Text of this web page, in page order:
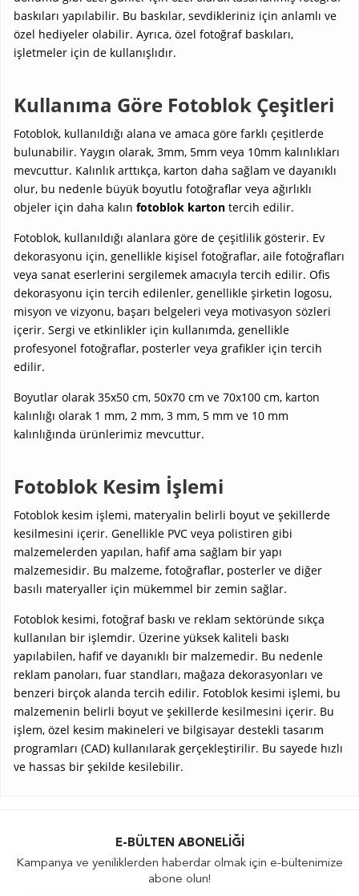
baskıları yapılabilir. Bu baskılar, sevdikleriniz için anlamlı ve
özel hediyeler olabilir. Ayrıca, özel fotoğraf baskıları,
işletmeler için de kullanışlıdır.
Kullanıma Göre Fotoblok Çeşitleri
Fotoblok, kullanıldığı alana ve amaca göre farklı çeşitlerde
bulunabilir. Yaygın olarak, 3mm, 5mm veya 10mm kalınlıkları
mevcuttur. Kalınlık arttıkça, karton daha sağlam ve dayanıklı
olur, bu nedenle büyük boyutlu fotoğraflar veya ağırlıklı
objeler için daha kalın fotoblok karton tercih edilir.
Fotoblok, kullanıldığı alanlara göre de çeşitlilik gösterir. Ev
dekorasyonu için, genellikle kişisel fotoğraflar, aile fotoğrafları
veya sanat eserlerini sergilemek amacıyla tercih edilir. Ofis
dekorasyonu için tercih edilenler, genellikle şirketin logosu,
misyon ve vizyonu, başarı belgeleri veya motivasyon sözleri
içerir. Sergi ve etkinlikler için kullanımda, genellikle
profesyonel fotoğraflar, posterler veya grafikler için tercih
edilir.
Boyutlar olarak 35x50 cm, 50x70 cm ve 70x100 cm, karton
kalınlığı olarak 1 mm, 2 mm, 3 mm, 5 mm ve 10 mm
kalınlığında ürünlerimiz mevcuttur.
Fotoblok Kesim İşlemi
Fotoblok kesim işlemi, materyalin belirli boyut ve şekillerde
kesilmesini içerir. Genellikle PVC veya polistiren gibi
malzemelerden yapılan, hafif ama sağlam bir yapı
malzemesidir. Bu malzeme, fotoğraflar, posterler ve diğer
basılı materyaller için mükemmel bir zemin sağlar.
Fotoblok kesimi, fotoğraf baskı ve reklam sektöründe sıkça
kullanılan bir işlemdir. Üzerine yüksek kaliteli baskı
yapılabilen, hafif ve dayanıklı bir malzemedir. Bu nedenle
reklam panoları, fuar standları, mağaza dekorasyonları ve
benzeri birçok alanda tercih edilir. Fotoblok kesimi işlemi, bu
malzemenin belirli boyut ve şekillerde kesilmesini içerir. Bu
işlem, özel kesim makineleri ve bilgisayar destekli tasarım
programları (CAD) kullanılarak gerçekleştirilir. Bu sayede hızlı
ve hassas bir şekilde kesilebilir.
E-BÜLTEN ABONELIĞI
Kampanya ve yeniliklerden haberdar olmak için e-bültenimize
abone olun!